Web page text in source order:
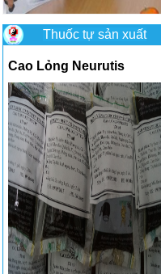
Thuốc tự sản xuất
Cao Lỏng Neurutis
Có nên ăn mướp
đắng khi mang